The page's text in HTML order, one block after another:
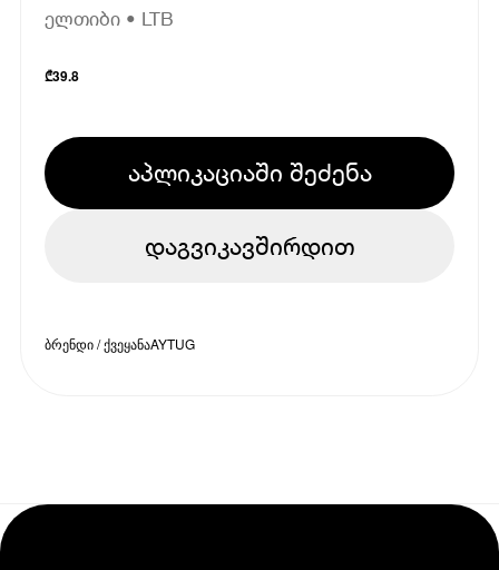
ელთიბი • LTB
₾39.8
აპლიკაციაში შეძენა
დაგვიკავშირდით
ბრენდი / ქვეყანაAYTUG